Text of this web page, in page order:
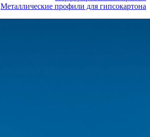
Металлические профили для гипсокартона